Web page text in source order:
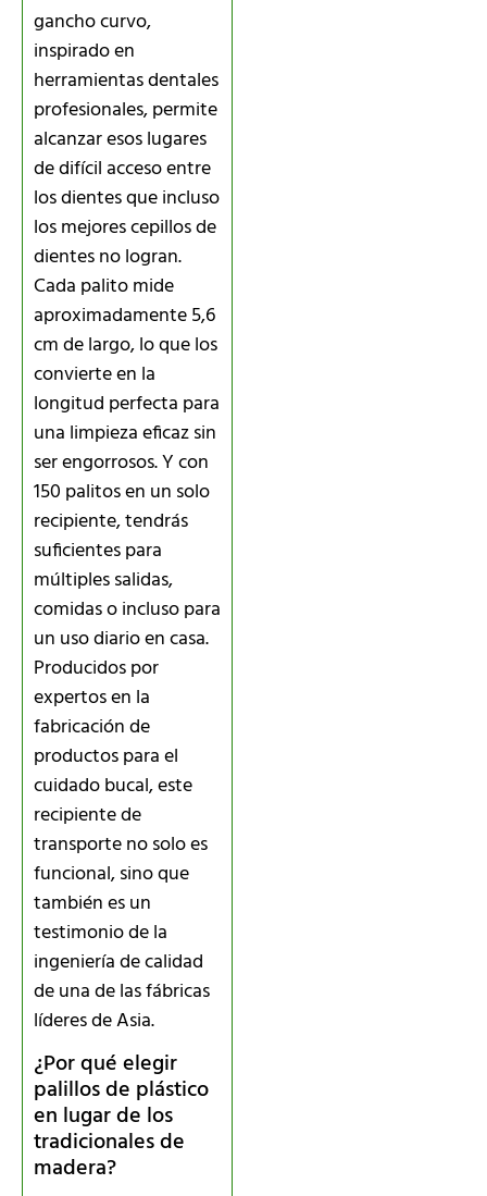
gancho curvo,
inspirado en
herramientas dentales
profesionales, permite
alcanzar esos lugares
de difícil acceso entre
los dientes que incluso
los mejores cepillos de
dientes no logran.
Cada palito mide
aproximadamente 5,6
cm de largo, lo que los
convierte en la
longitud perfecta para
una limpieza eficaz sin
ser engorrosos. Y con
150 palitos en un solo
recipiente, tendrás
suficientes para
múltiples salidas,
comidas o incluso para
un uso diario en casa.
Producidos por
expertos en la
fabricación de
productos para el
cuidado bucal, este
recipiente de
transporte no solo es
funcional, sino que
también es un
testimonio de la
ingeniería de calidad
de una de las fábricas
líderes de Asia.
¿Por qué elegir
palillos de plástico
en lugar de los
tradicionales de
madera?